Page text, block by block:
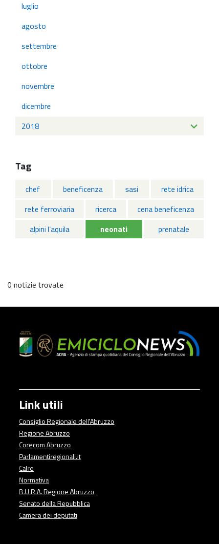
luglio
agosto
settembre
ottobre
novembre
dicembre
2018
Tag
chef beneficenza sasi
rete idrica
rete ferroviaria
ricerca
cena beneficenza
alpini l'aquila
neonati prenatale
0 notizie trovate
Link utili
Consiglio Regionale dell'Abruzzo
Regione Abruzzo
Corecom Abruzzo
Parlamentiregionali.it
Calre
Normativa
B.U.R.A. Regione Abruzzo
Senato della Repubblica
Camera dei deputati